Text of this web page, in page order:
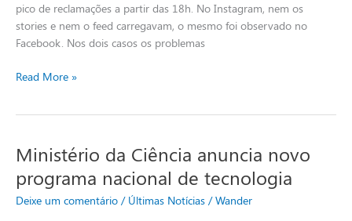
pico de reclamações a partir das 18h. No Instagram, nem os
stories e nem o feed carregavam, o mesmo foi observado no
Facebook. Nos dois casos os problemas
nesta
quinta-
feira
Read More »
Ministério da Ciência anuncia novo
programa nacional de tecnologia
Deixe um comentário / Últimas Notícias /Wander
Ministério
Ciência
anuncia